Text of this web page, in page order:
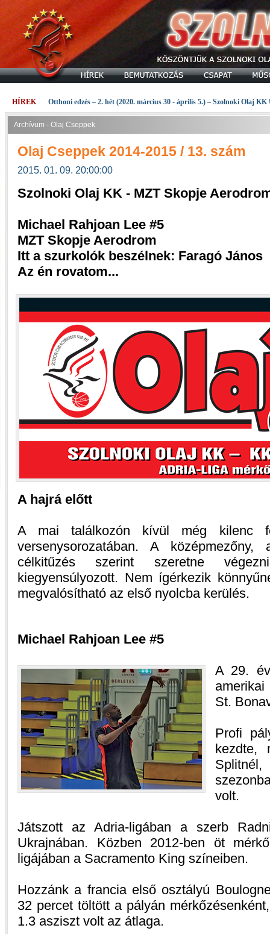
HÍREK Otthoni edzés – 2. hét (2020. március 30 - április 5.) – Szolnoki Olaj KK
Archívum - Olaj Cseppek
Olaj Cseppek 2014-2015 / 13. szám
2015. 01. 09. 20:00:00
Szolnoki Olaj KK - MZT Skopje
Michael Rahjoan Lee #5
MZT Skopje Aerodrom
Itt a szurkolók beszélnek: Faragó János
Az én rovatom...
A hajrá előtt
A mai találkozón kívül még kilenc
versenysorozatában. A
célkitűzés szerint szeretne
kiegyensúlyozott. Nem ígérkezik
megvalósítható az első nyolcba kerülés.
Michael Rahjoan Lee #5
A 29.
St.
Profi
kezdte,
volt.
Játszott az Adria-ligában a szerb
Ukrajnában. Közben 2012-ben öt
ligájában a Sacramento King színeiben.
Hozzánk a francia első osztályú
32 percet töltött a pályán
1.3 asziszt volt az átlaga.